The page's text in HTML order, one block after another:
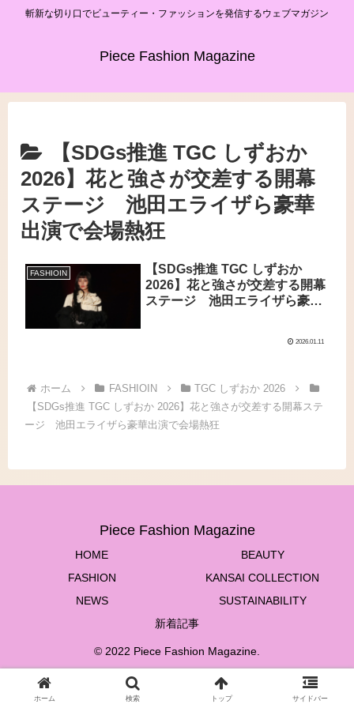
斬新な切り口でビューティー・ファッションを発信するウェブマガジン
Piece Fashion Magazine
【SDGs推進 TGC しずおか
2026】花と強さが交差する開幕
ステージ 池田エライザら豪華
出演で会場熱狂
FASHIOIN
【SDGs推進 TGC しずおか
2026】花と強さが交差する開幕
ステージ 池田エライザら豪華
2026.01.11
ホーム FASHIOIN
TGC しずおか 2026
【SDGs推進 TGC しずおか 2026】花と強さが交差する開幕ステ
ージ 池田エライザら豪華出演で会場熱狂
Piece Fashion Magazine
HOME
BEAUTY
FASHION
KANSAI COLLECTION
NEWS
SUSTAINABILITY
新着記事
© 2022 Piece Fashion Magazine.
ホーム 検索 トップ サイドバー